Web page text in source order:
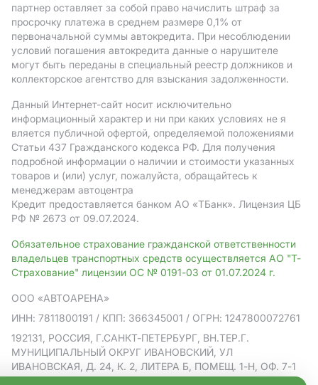
партнер оставляет за собой право начислить штраф за
просрочку платежа в среднем размере 0,1% от
первоначальной суммы автокредита. При несоблюдении
условий погашения автокредита данные о нарушителе
могут быть переданы в специальный реестр должников и
коллекторское агентство для взыскания задолженности.
Данный Интернет-сайт носит исключительно
информационный характер и ни при каких условиях не я
вляется публичной офертой, определяемой положениями
Статьи 437 Гражданского кодекса РФ. Для получения
подробной информации о наличии и стоимости указанных
товаров и (или) услуг, пожалуйста, обращайтесь к
менеджерам автоцентра
Кредит предоставляется банком АO «ТБанк». Лицензия ЦБ
РФ № 2673 от 09.07.2024.
Обязательное страхование гражданской ответственности
владельцев транспортных средств осуществляется АО "Т-
Страхование" лицензии ОС № 0191-03 от 01.07.2024 г.
ООО «АВТОАРЕНА»
ИНН: 7811800191 / КПП: 366345001 / ОГРН: 1247800072761
192131, РОССИЯ, Г.САНКТ-ПЕТЕРБУРГ, ВН.ТЕР.Г.
МУНИЦИПАЛЬНЫЙ ОКРУГ ИВАНОВСКИЙ, УЛ
ИВАНОВСКАЯ, Д. 24, К. 2, ЛИТЕРА Б, ПОМЕЩ. 1-Н, ОФ. 7-1